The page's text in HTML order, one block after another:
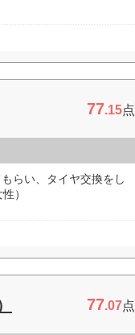
77.15点
らい、タイヤ交換をし
）
77.07点